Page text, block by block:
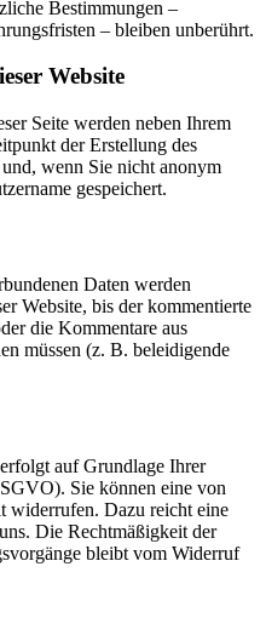
Bestimmungen –
– bleiben unberührt.
Website
Seite werden neben Ihrem
der Erstellung des
wenn Sie nicht anonym
gespeichert.
Daten werden
Website, bis der kommentierte
die Kommentare aus
müssen (z. B. beleidigende
auf Grundlage Ihrer
Sie können eine von
widerrufen. Dazu reicht eine
Die Rechtmäßigkeit der
bleibt vom Widerruf